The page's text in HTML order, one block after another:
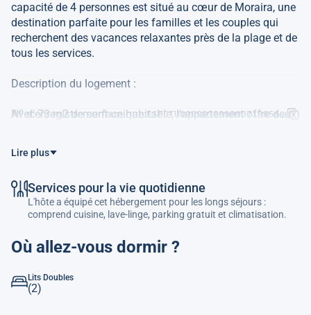
capacité de 4 personnes est situé au cœur de Moraira, une
destination parfaite pour les familles et les couples qui
recherchent des vacances relaxantes près de la plage et de
tous les services.
Description du logement :
Avec 73 m2 de surface habitable, l'appartement offre deux
bain complète avec douche et d'un toilette séparé, ce qui
américaine est entièrement équipée d'électroménagers
dernier cri, et un grand salon ouvert avec climatisation, une
zone de canapé et TV, une agréable table ronde pour 4
convives, et une sortie sur une terrasse agréable avec de
belles vues sur la mer, le Peñón de Ifach et le village côtier
Le logement dispose de la climatisation dans toute la
maison et du chauffage par pompe à chaleur pour garantir
Nº d'enregistrement unique:
Lire plus
Services pour la vie quotidienne
L'hôte a équipé cet hébergement pour les longs séjours :
comprend cuisine, lave-linge, parking gratuit et climatisation.
Où allez-vous dormir ?
Lits Doubles
(2)